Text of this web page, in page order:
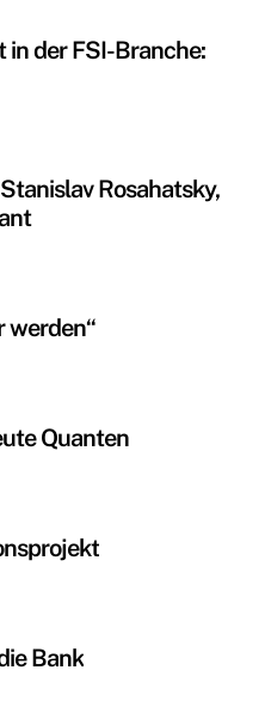
der FSI-Branche:
Rosahatsky,
werden“
Quanten
Bank